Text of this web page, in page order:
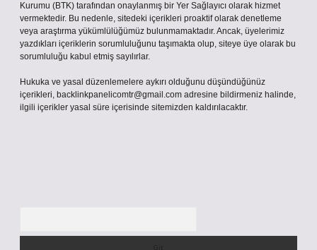
Kurumu (BTK) tarafından onaylanmış bir Yer Sağlayıcı olarak hizmet
vermektedir. Bu nedenle, sitedeki içerikleri proaktif olarak denetleme
veya araştırma yükümlülüğümüz bulunmamaktadır. Ancak, üyelerimiz
yazdıkları içeriklerin sorumluluğunu taşımakta olup, siteye üye olarak bu
sorumluluğu kabul etmiş sayılırlar.
Hukuka ve yasal düzenlemelere aykırı olduğunu düşündüğünüz
içerikleri, backlinkpanelicomtr@gmail.com adresine bildirmeniz halinde,
ilgili içerikler yasal süre içerisinde sitemizden kaldırılacaktır.